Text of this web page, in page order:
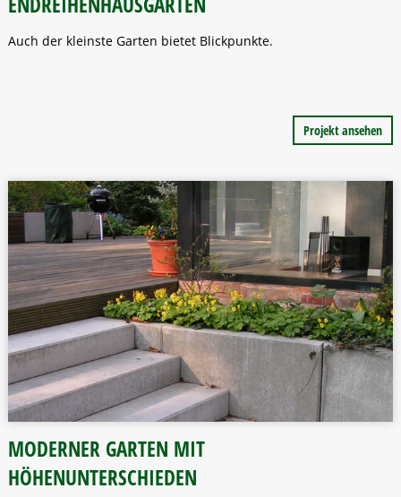
Auch der kleinste Garten bietet Blickpunkte.
Projekt ansehen
MODERNER GARTEN MIT
HÖHENUNTERSCHIEDEN